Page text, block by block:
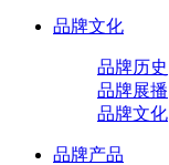
品牌文化
品牌历史
品牌展播
品牌文化
品牌产品